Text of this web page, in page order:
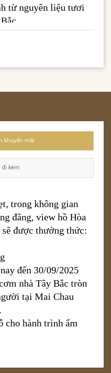
từ nguyên liệu tươi
khuyến mãi
đi kèm
trong không gian
đãng, view hồ Hòa
được thưởng thức:
đến 30/09/2025
nhà Tây Bắc tròn
tại Mai Chau
cho hành trình ẩm